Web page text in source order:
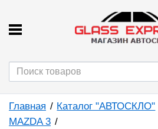
Главная Каталог "АВТОСКЛО"
MAZDA 3